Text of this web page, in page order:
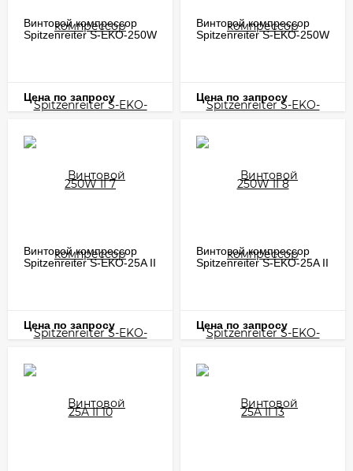
Винтовой компрессор
Spitzenreiter S-EKO-250W
Цена по запросу
Винтовой компрессор
Spitzenreiter S-EKO-250W
Цена по запросу
Винтовой компрессор
Spitzenreiter S-EKO-25A II
Цена по запросу
Винтовой компрессор
Spitzenreiter S-EKO-25A II
Цена по запросу